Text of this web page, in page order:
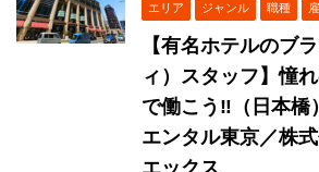
エリア ジャンル 職種
【有名ホテルのブ
ィ）スタッフ】憧
で働こう‼（日本橋
エンタル東京／株